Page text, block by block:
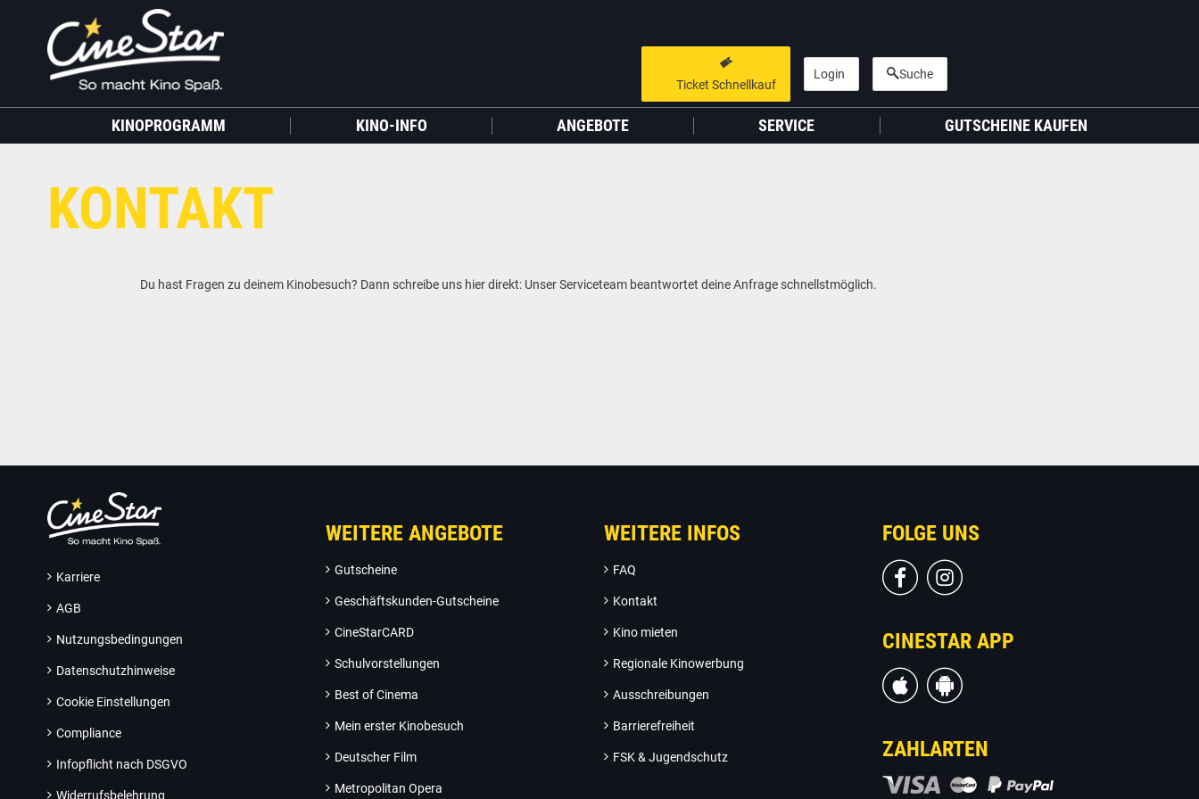
Ticket Schnellkauf
Login Suche
KINOPROGRAMM KINO-INFO ANGEBOTE SERVICE GUTSCHEINE KAUFEN
LIEBER CINESTAR-GAST,
GUTSCHEIN HINZUFÜGEN
Gutschein
KONTAKT
Du hast Fragen zu deinem Kinobesuch? Dann schreibe uns hier direkt: Unser Serviceteam beantwortet deine Anfrage schnellstmöglich.
Karriere
AGB
Nutzungsbedingungen
Datenschutzhinweise
Cookie Einstellungen
Compliance
Infopflicht nach DSGVO
Widerrufsbelehrung
WEITERE ANGEBOTE
Gutscheine
Geschäftskunden-Gutscheine
CineStarCARD
Schulvorstellungen
Best of Cinema
Mein erster Kinobesuch
Deutscher Film
Metropolitan Opera
WEITERE INFOS
FAQ
Kontakt
Kino mieten
Regionale Kinowerbung
Ausschreibungen
Barrierefreiheit
FSK & Jugendschutz
FOLGE UNS
CINESTAR APP
ZAHLARTEN